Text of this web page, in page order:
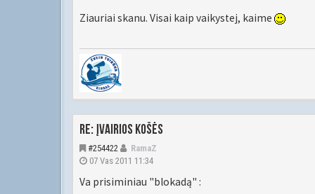
Ziauriai skanu. Visai kaip vaikystej, kaime
Re: Įvairios košės
#254422
RamaZ
07 Vas 2011 11:34
Va prisiminiau "blokadą" :